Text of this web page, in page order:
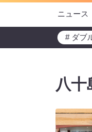
ニュース
# ダブ
八